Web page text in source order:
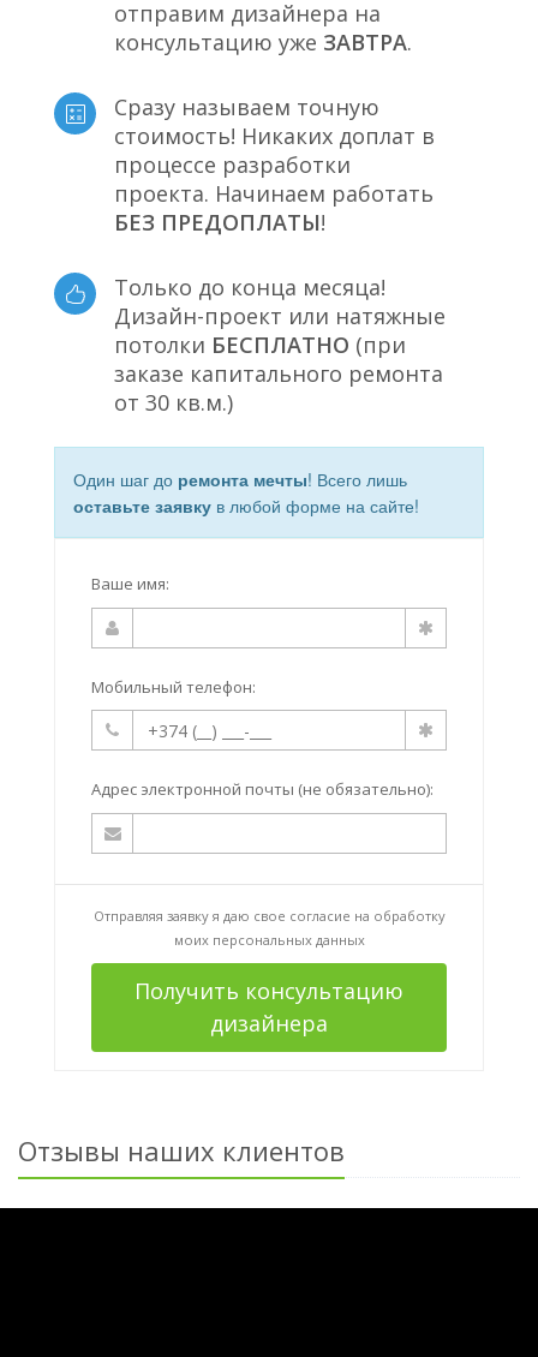
отправим дизайнера на
консультацию уже ЗАВТРА.
Сразу называем точную
стоимость! Никаких доплат в
процессе разработки
проекта. Начинаем работать
БЕЗ ПРЕДОПЛАТЫ!
Только до конца месяца!
Дизайн-проект или натяжные
потолки БЕСПЛАТНО (при
заказе капитального ремонта
от 30 кв.м.)
Один шаг до ремонта мечты! Всего лишь
оставьте заявку в любой форме на сайте!
Ваше имя:
Мобильный телефон:
Адрес электронной почты (не обязательно):
Отправляя заявку я даю свое согласие на обработку
моих персональных данных
Получить консультацию
дизайнера
Отзывы наших клиентов